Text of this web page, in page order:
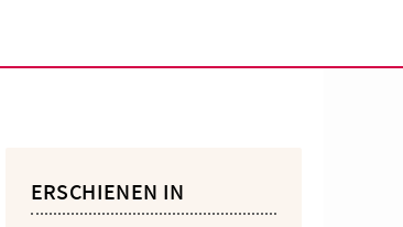
ERSCHIENEN IN